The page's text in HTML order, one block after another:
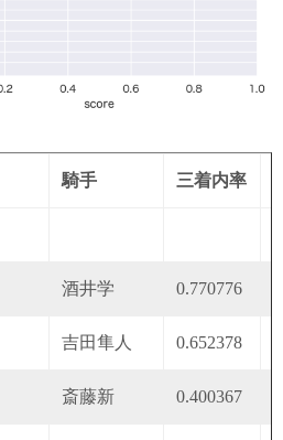
騎手 三着内率
酒井学 0.770776
吉田隼人 0.652378
斎藤新 0.400367